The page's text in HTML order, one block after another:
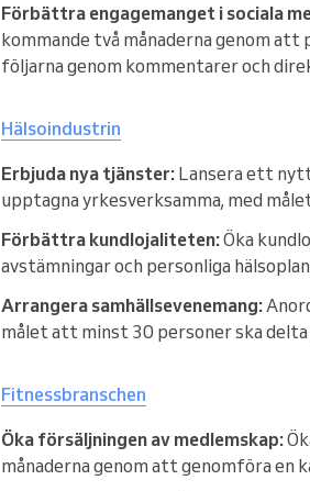
Förbättra engagemanget i sociala
kommande två månaderna genom att
följarna genom kommentarer och
Hälsoindustrin
Erbjuda nya tjänster: Lansera ett
upptagna yrkesverksamma, med
Förbättra kundlojaliteten:Öka
avstämningar och personliga
Arrangera samhällsevenemang:
målet att minst 30 personer ska delta
Fitnessbranschen
Öka försäljningen av medlemskap:
månaderna genom att genomföra en